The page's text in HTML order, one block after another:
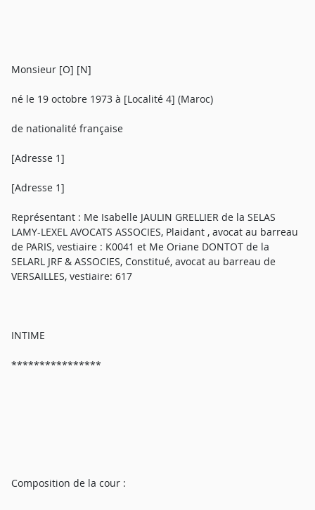
Monsieur [O] [N]
né le 19 octobre 1973 à [Localité 4] (Maroc)
de nationalité française
[Adresse 1]
[Adresse 1]
Représentant : Me Isabelle JAULIN GRELLIER de la SELAS
LAMY-LEXEL AVOCATS ASSOCIES, Plaidant , avocat au barreau
de PARIS, vestiaire : K0041 et Me Oriane DONTOT de la
SELARL JRF & ASSOCIES, Constitué, avocat au barreau de
VERSAILLES, vestiaire: 617
INTIME
****************
Composition de la cour :